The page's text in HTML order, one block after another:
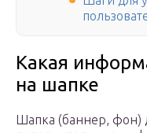
Какая
на шапке
Шапка (баннер, фон)